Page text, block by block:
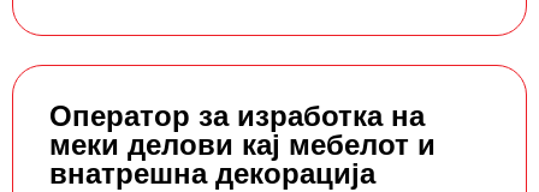
Оператор за изработка на
меки делови кај мебелот и
внатрешна декорација